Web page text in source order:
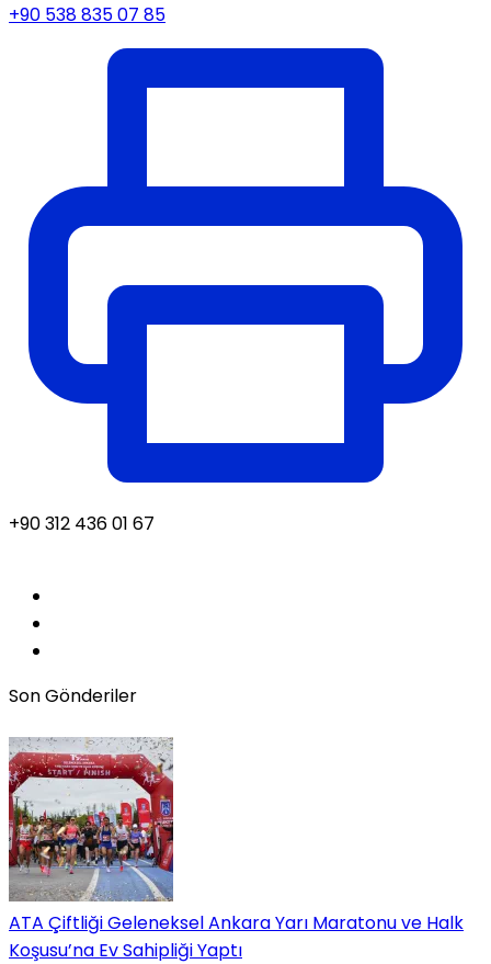
+90 538 835 07 85
+90 312 436 01 67
Son Gönderiler
ATA Çiftliği Geleneksel Ankara Yarı Maratonu ve Halk
Koşusu’na Ev Sahipliği Yaptı